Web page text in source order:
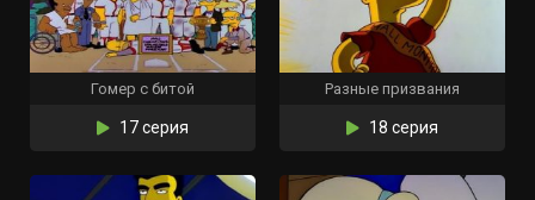
Гомер с битой
17 серия
Разные призвания
18 серия